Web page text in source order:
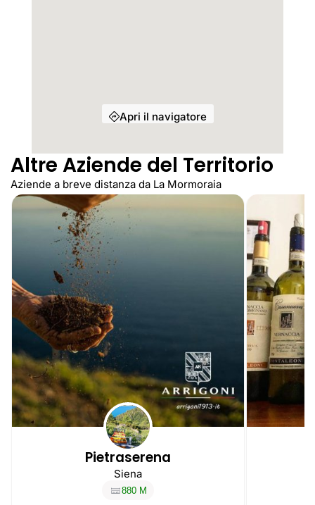
Apri il navigatore
Altre Aziende del Territorio
Aziende a breve distanza da La Mormoraia
Pietraserena
Siena
880 M